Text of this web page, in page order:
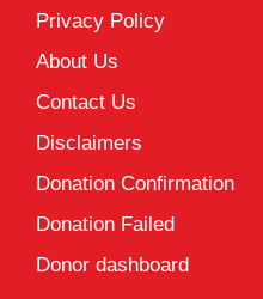
Privacy Policy
About Us
Contact Us
Disclaimers
Donation Confirmation
Donation Failed
Donor dashboard